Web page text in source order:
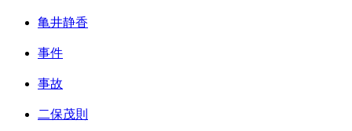
亀井静香
事件
事故
二保茂則